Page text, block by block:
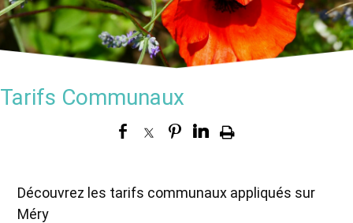
Tarifs Communaux
Découvrez les tarifs communaux appliqués sur
Méry